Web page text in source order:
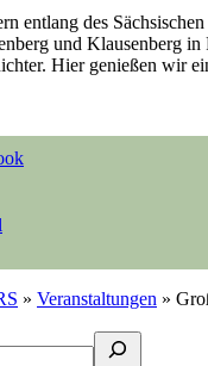
entlang des
und Klausenberg in
Hier genießen wir
» Veranstaltungen »